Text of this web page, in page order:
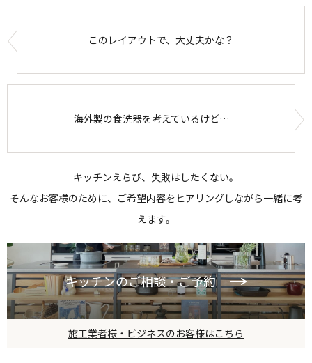
このレイアウトで、大丈夫かな？
海外製の食洗器を考えているけど…
キッチンえらび、失敗はしたくない。
そんなお客様のために、ご希望内容をヒアリングしながら一緒に考
えます。
キッチンのご相談・ご予約
施工業者様・ビジネスのお客様はこちら